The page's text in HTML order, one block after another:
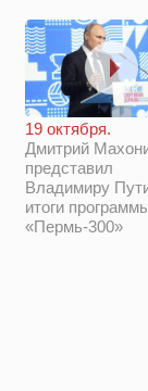
19 октября.
Дмитрий
представил
Владимиру
итоги
«Пермь-300»